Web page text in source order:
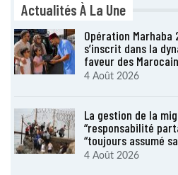
Actualités À La Une
Opération Marhaba
s’inscrit dans la
faveur des
4 Août 2026
La gestion de la
“responsabilité
“toujours assumé
4 Août 2026